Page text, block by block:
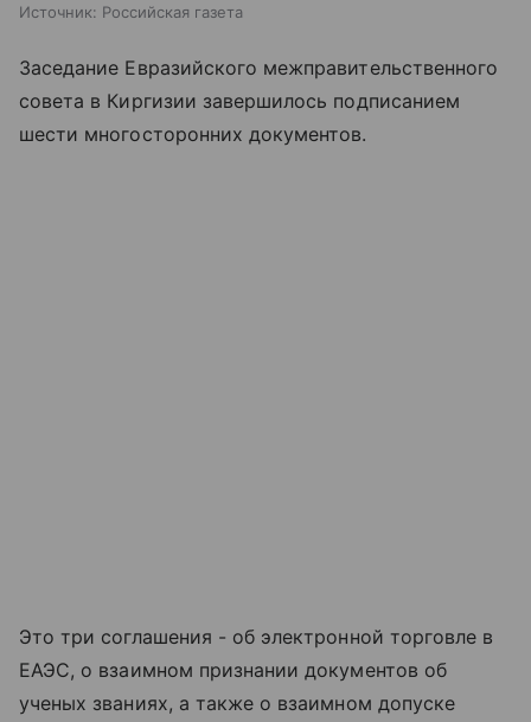
Источник: Российская газета
Заседание Евразийского межправительственного
совета в Киргизии завершилось подписанием
шести многосторонних документов.
Это три соглашения - об электронной торговле в
ЕАЭС, о взаимном признании документов об
ученых званиях, а также о взаимном допуске